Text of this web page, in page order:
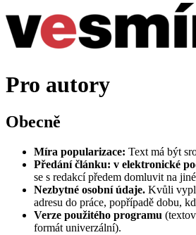
Pro autory
Obecně
Míra popularizace: Text má být
Předání článku: v elektronické
se s redakcí předem domluvit na
Nezbytné osobní údaje. Kvůli
adresu do práce, popřípadě dobu,
Verze použitého programu
formát univerzální).